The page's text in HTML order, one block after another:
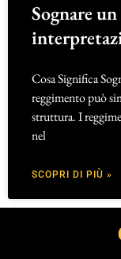
Sognare
Cosa Significa
reggimento può
struttura. I
nel
SCOPRI DI PIÙ »